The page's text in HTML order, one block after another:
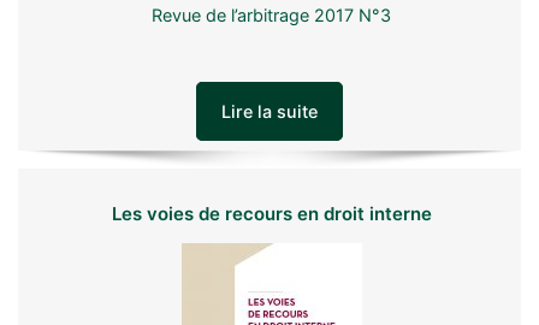
Revue de l’arbitrage 2017 N°3
Lire la suite
Les voies de recours en droit interne